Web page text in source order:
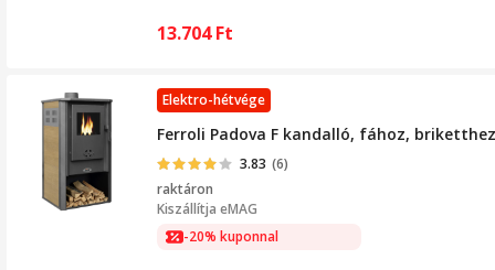
13.704Ft
Elektro-hétvége
Ferroli Padova F kandalló, fához,
3.83 (6)
raktáron
Kiszállítja eMAG
-20% kuponnal